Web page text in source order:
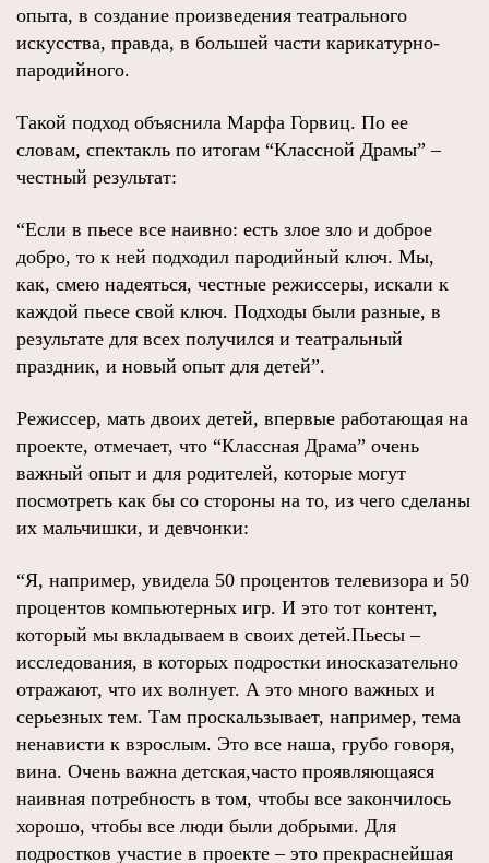
опыта, в создание произведения театрального
искусства, правда, в большей части карикатурно-
пародийного.
Такой подход объяснила Марфа Горвиц. По ее
словам, спектакль по итогам “Классной Драмы” –
честный результат:
“Если в пьесе все наивно: есть злое зло и доброе
добро, то к ней подходил пародийный ключ. Мы,
как, смею надеяться, честные режиссеры, искали к
каждой пьесе свой ключ. Подходы были разные, в
результате для всех получился и театральный
праздник, и новый опыт для детей”.
Режиссер, мать двоих детей, впервые работающая на
проекте, отмечает, что “Классная Драма” очень
важный опыт и для родителей, которые могут
посмотреть как бы со стороны на то, из чего сделаны
их мальчишки, и девчонки:
“Я, например, увидела 50 процентов телевизора и 50
процентов компьютерных игр. И это тот контент,
который мы вкладываем в своих детей.Пьесы –
исследования, в которых подростки иносказательно
отражают, что их волнует. А это много важных и
серьезных тем. Там проскальзывает, например, тема
ненависти к взрослым. Это все наша, грубо говоря,
вина. Очень важна детская,часто проявляющаяся
наивная потребность в том, чтобы все закончилось
хорошо, чтобы все люди были добрыми. Для
подростков участие в проекте – это прекраснейшая